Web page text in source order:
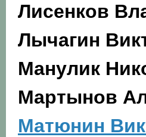
Лисенков
Лычагин
Манулик
Мартынов
Матюнин